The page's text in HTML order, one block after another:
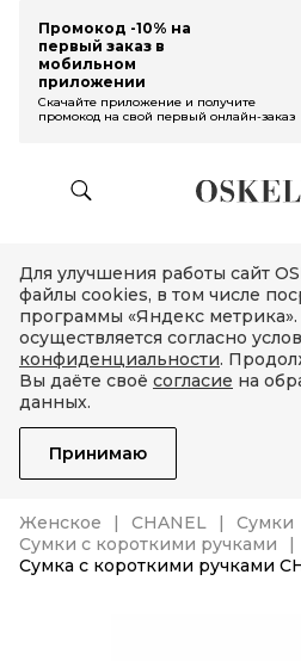
Промокод -10% на
первый заказ в
мобильном
приложении
Скачайте приложение и получите
промокод на свой первый онлайн-заказ
Для улучшения работы сайт
файлы cookies, в том числе
программы «Яндекс метрика».
осуществляется согласно
конфиденциальности.
Вы даёте своё согласие на
данных.
Принимаю
Женское CHANEL
Сумки
Сумки с короткими ручками
Сумка с короткими ручками